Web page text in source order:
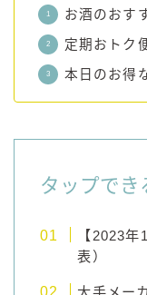
お得情報
コラム
運営者情報
お問い合わせ
お酒のおす
定期おトク
本日のお得
タップでき
【2023
表）